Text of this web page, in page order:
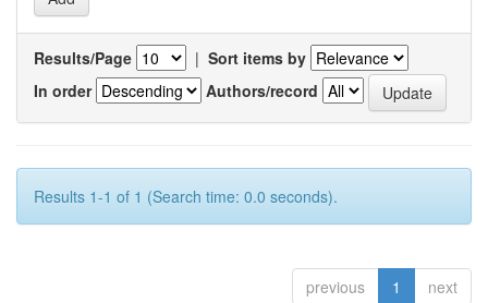
Results/Page | Sort items by
In order
Authors/record
Results 1-1 of 1 (Search time: 0.0 seconds).
previous 1 next